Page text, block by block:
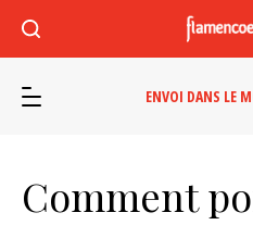
ENVOI DANS LE
Comment